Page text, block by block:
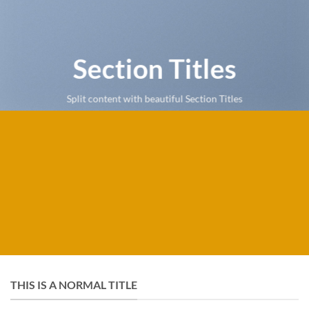
Section Titles
Split content with beautiful Section Titles
THIS IS A NORMAL TITLE